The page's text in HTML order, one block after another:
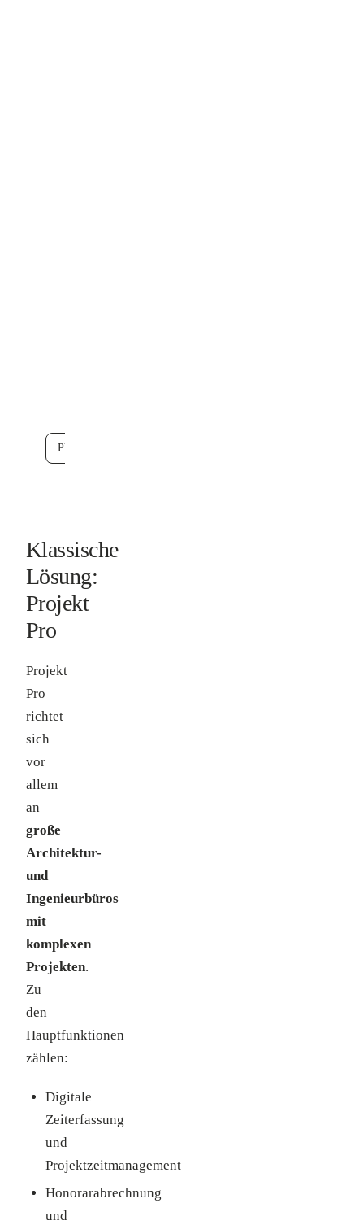
Phase0 kostenlos testen
Klassische
Lösung:
Projekt
Pro
Projekt
Pro
richtet
sich
vor
allem
an
große
Architektur-
und
Ingenieurbüros
mit
komplexen
Projekten.
Zu
den
Hauptfunktionen
zählen:
Digitale
Zeiterfassung
und
Projektzeitmanagement
Honorarabrechnung
und